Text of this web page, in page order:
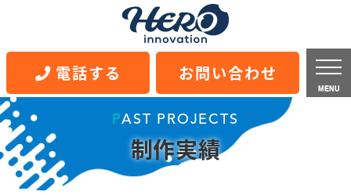
電話する お問い合わせ
MENU
PAST PROJECTS
制作実績